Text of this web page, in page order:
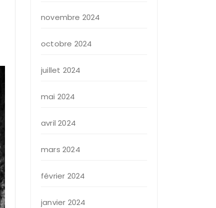
novembre 2024
octobre 2024
juillet 2024
mai 2024
avril 2024
mars 2024
février 2024
janvier 2024